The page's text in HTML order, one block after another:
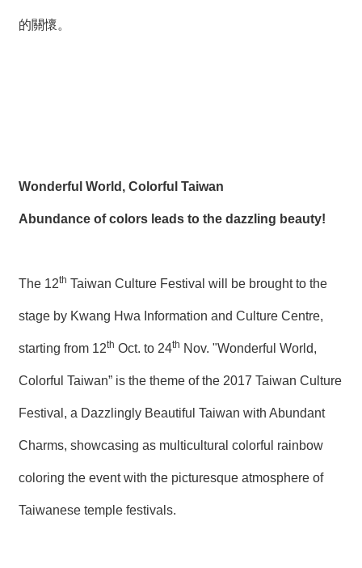
的關懷。
Wonderful World, Colorful Taiwan
Abundance of colors leads to the dazzling beauty!
The 12th Taiwan Culture Festival will be brought to the
stage by Kwang Hwa Information and Culture Centre,
starting from 12th Oct. to 24th Nov. "Wonderful World,
Colorful Taiwan” is the theme of the 2017 Taiwan Culture
Festival, a Dazzlingly Beautiful Taiwan with Abundant
Charms, showcasing as multicultural colorful rainbow
coloring the event with the picturesque atmosphere of
Taiwanese temple festivals.